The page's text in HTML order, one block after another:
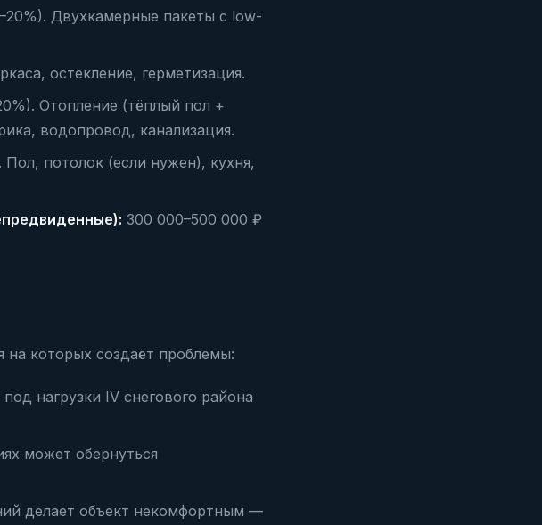
Двухкамерные пакеты с low-
остекление, герметизация.
Отопление (тёплый пол +
водопровод, канализация.
потолок (если нужен), кухня,
300 000–500 000 ₽
которых создаёт проблемы:
нагрузки IV снегового района
может обернуться
делает объект некомфортным —